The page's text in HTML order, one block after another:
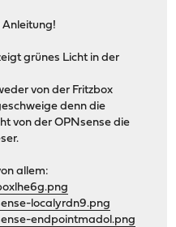
Anleitung!
grünes Licht in der
von der Fritzbox
denn die
von der OPNsense die
allem:
localyrdn9.png
endpointmadol.png